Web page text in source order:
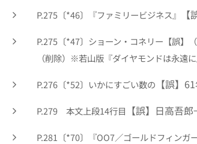
P.275〔*46〕『ファミリービジネス』
P.275〔*47〕ショーン・コネリー 【誤】
（削除）※若山版『ダイヤモンドは永遠
P.276〔*52〕いかにすごい数の 【誤】
P.279 本文上段14行目 【誤】日高吾
P.281〔*70〕『OO7／ゴールドフィンガー